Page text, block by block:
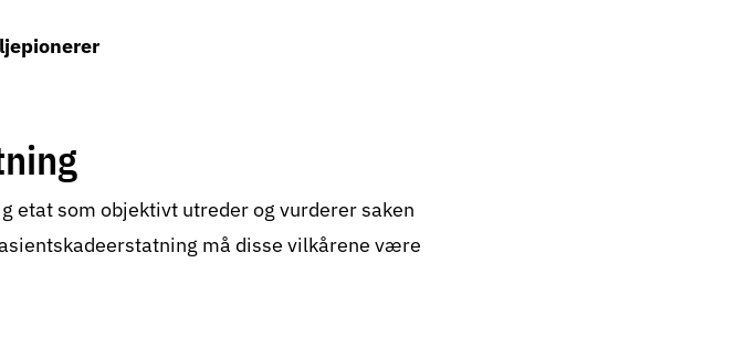
etat som objektivt utreder og vurderer saken
må disse vilkårene være